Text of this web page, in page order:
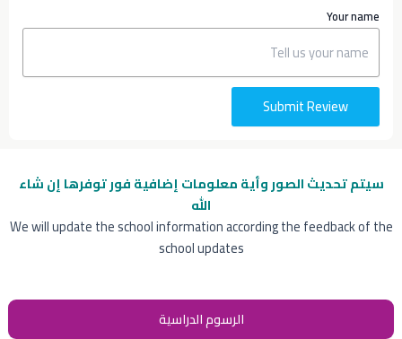
سيتم تحديث الصور وأية معلومات إضافيةفور توفرها إن شاء
الله
We will update the school information according the feedback of the
school updates
الرسوم الدراسية
Your name
Submit Review